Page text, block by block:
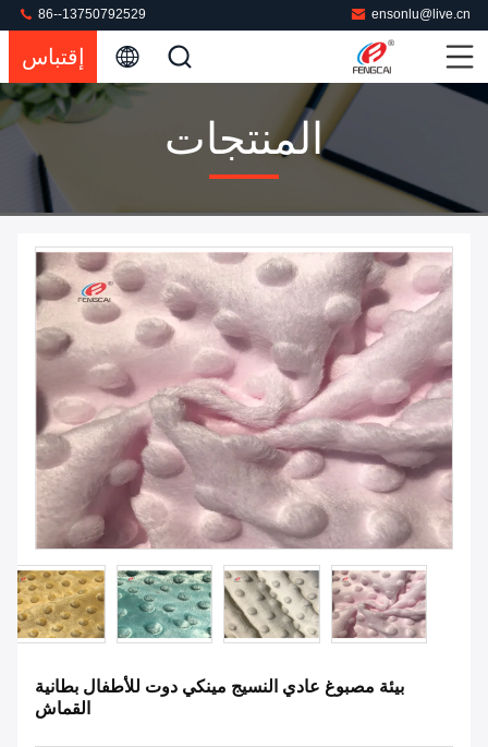
ensonlu@live.cn
86--13750792529
إقتباس
المنتجات
بيئة مصبوغ عادي النسيج مينكي دوت للأطفال بطانية
القماش